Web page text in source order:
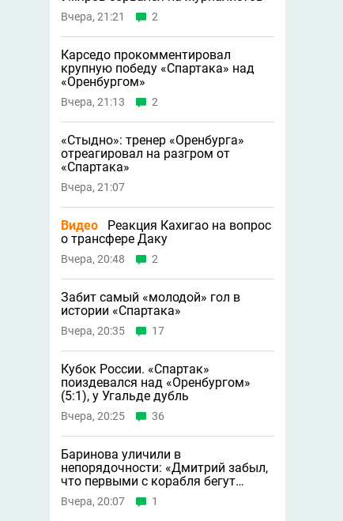
Вчера, 21:21 2
Карседо прокомментировал
крупную победу «Спартака» над
«Оренбургом»
Вчера, 21:13 2
«Стыдно»: тренер «Оренбурга»
отреагировал на разгром от
«Спартака»
Вчера, 21:07
Видео
Реакция Кахигао на вопрос
о трансфере Даку
Вчера, 20:48 2
Забит самый «молодой» гол в
истории «Спартака»
Вчера, 20:35 17
Кубок России. «Спартак»
поиздевался над «Оренбургом»
(5:1), у Угальде дубль
Вчера, 20:25 36
Баринова уличили в
непорядочности: «Дмитрий забыл,
что первыми с корабля бегут
крысы»
Вчера, 20:07 1